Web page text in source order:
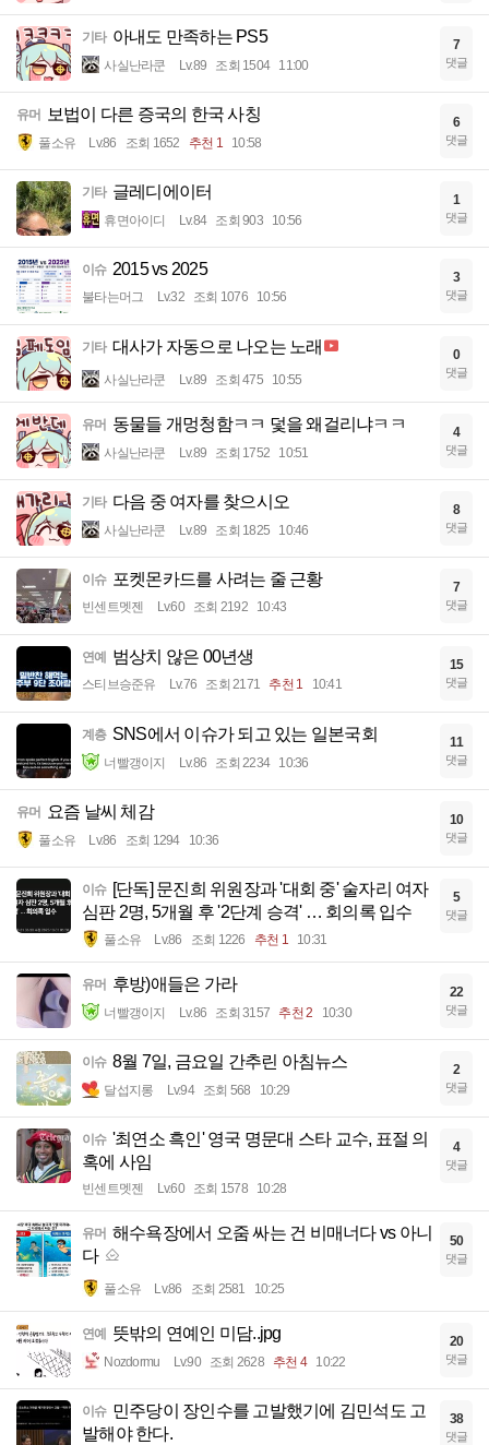
기타 아내도 만족하는 PS5
사실난라쿤 Lv.89 조회 1504 11:00
7
댓글
유머 보법이 다른 증국의 한국 사칭
풀소유 Lv.86 조회 1652 추천 1 10:58
6
댓글
기타 글레디에이터
휴면아이디 Lv.84 조회 903 10:56
1
댓글
이슈 2015 vs 2025
불타는머그 Lv.32 조회 1076 10:56
3
댓글
기타 대사가 자동으로 나오는 노래
사실난라쿤 Lv.89 조회 475 10:55
0
댓글
유머 동물들 개멍청함ㅋㅋ 덫을 왜걸리냐ㅋㅋ
사실난라쿤 Lv.89 조회 1752 10:51
4
댓글
기타 다음 중 여자를 찾으시오
사실난라쿤 Lv.89 조회 1825 10:46
8
댓글
이슈 포켓몬카드를 사려는 줄 근황
빈센트멧젠 Lv.60 조회 2192 10:43
7
댓글
연예 범상치 않은 00년생
스티브승준유 Lv.76 조회 2171 추천 1 10:41
15
댓글
계층 SNS에서 이슈가 되고 있는 일본국회
너빨갱이지 Lv.86 조회 2234 10:36
11
댓글
유머 요즘 날씨 체감
풀소유 Lv.86 조회 1294 10:36
10
댓글
이슈 [단독] 문진희 위원장과 '대회 중' 술자리 여자
심판 2명, 5개월 후 '2단계 승격' … 회의록 입수
풀소유 Lv.86 조회 1226 추천 1 10:31
5
댓글
유머 후방)애들은 가라
너빨갱이지 Lv.86 조회 3157 추천 2 10:30
22
댓글
이슈 8월 7일, 금요일 간추린 아침뉴스
달섭지롱 Lv.94 조회 568 10:29
2
댓글
이슈 '최연소 흑인' 영국 명문대 스타 교수, 표절 의
혹에 사임
빈센트멧젠 Lv.60 조회 1578 10:28
4
댓글
유머 해수욕장에서 오줌 싸는 건 비매너다 vs 아니
다
풀소유 Lv.86 조회 2581 10:25
50
댓글
연예 뜻밖의 연예인 미담..jpg
Nozdormu Lv.90 조회 2628 추천 4 10:22
20
댓글
이슈 민주당이 장인수를 고발했기에 김민석도 고
발해야 한다.
38
댓글